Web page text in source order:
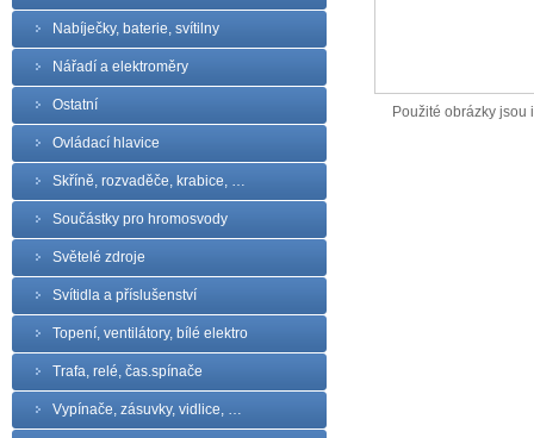
Nabíječky, baterie, svítilny
Nářadí a elektroměry
Ostatní
Ovládací hlavice
Skříně, rozvaděče, krabice, …
Součástky pro hromosvody
Světelé zdroje
Svítidla a příslušenství
Topení, ventilátory, bílé elektro
Trafa, relé, čas.spínače
Vypínače, zásuvky, vidlice, …
Použité obrázky jsou